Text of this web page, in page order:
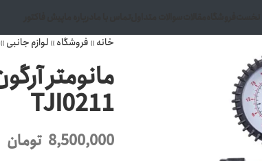
خانه»فروشگاه»لوازم جانبی»
TJI0211
8,500,000 تومان